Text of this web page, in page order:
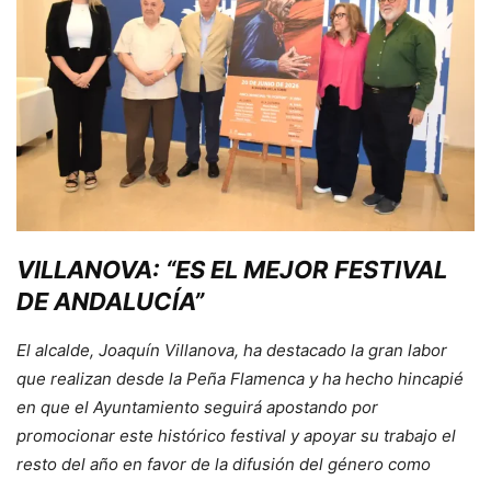
VILLANOVA: “ES EL MEJOR FESTIVAL
DE ANDALUCÍA”
El alcalde, Joaquín Villanova, ha destacado la gran labor
que realizan desde la Peña Flamenca y ha hecho hincapié
en que el Ayuntamiento seguirá apostando por
promocionar este histórico festival y apoyar su trabajo el
resto del año en favor de la difusión del género como